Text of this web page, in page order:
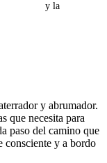
y la
y abrumador.
que necesita para
paso del camino que
consciente y a bordo